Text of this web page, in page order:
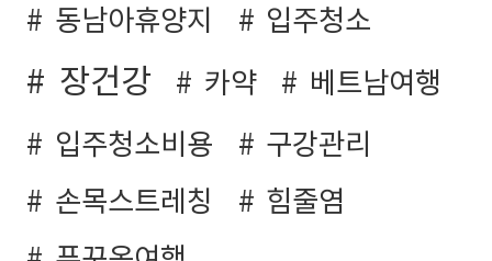
동남아휴양지
입주청소
장건강 카약
베트남여행
입주청소비용
구강관리
손목스트레칭
힘줄염